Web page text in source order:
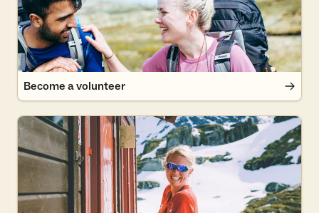
Become a volunteer
Become a member